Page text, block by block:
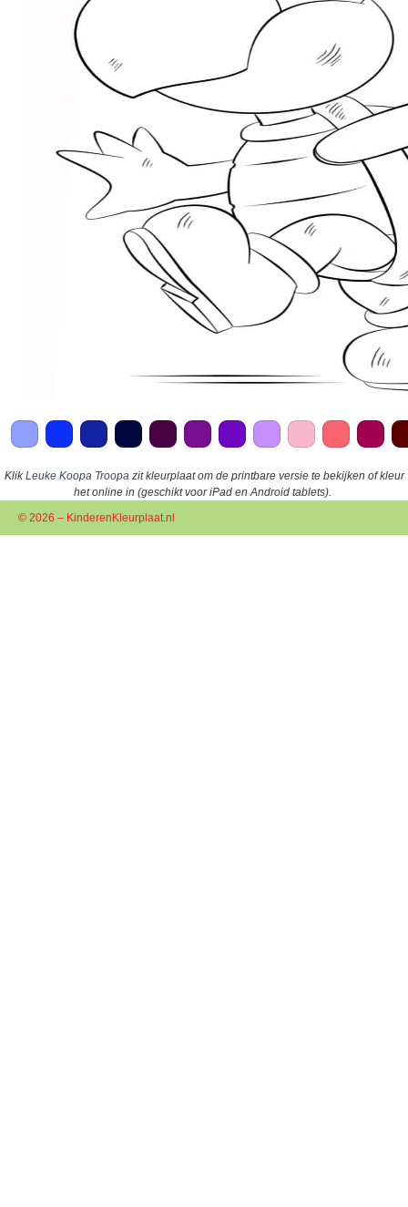
KlikLeuke Koopa Troopa zit kleurplaat om de printbare versie te bekijken of kleur
het online in (geschikt voor iPad en Android tablets).
© 2026 – KinderenKleurplaat.nl